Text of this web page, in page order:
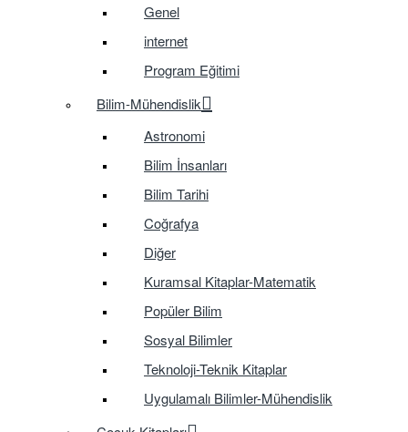
Genel
internet
Program Eğitimi
Bilim-Mühendislik
Astronomi
Bilim İnsanları
Bilim Tarihi
Coğrafya
Diğer
Kuramsal Kitaplar-Matematik
Popüler Bilim
Sosyal Bilimler
Teknoloji-Teknik Kitaplar
Uygulamalı Bilimler-Mühendislik